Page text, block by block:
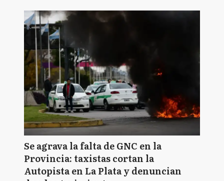
Se agrava la falta de GNC en la
Provincia: taxistas cortan la
Autopista en La Plata y denuncian